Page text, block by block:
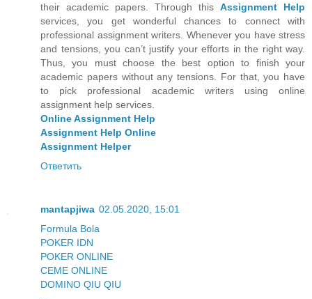
their academic papers. Through this Assignment Help
services, you get wonderful chances to connect with
professional assignment writers. Whenever you have stress
and tensions, you can’t justify your efforts in the right way.
Thus, you must choose the best option to finish your
academic papers without any tensions. For that, you have
to pick professional academic writers using online
assignment help services.
Online Assignment Help
Assignment Help Online
Assignment Helper
Ответить
mantapjiwa 02.05.2020, 15:01
Formula Bola
POKER IDN
POKER ONLINE
CEME ONLINE
DOMINO QIU QIU